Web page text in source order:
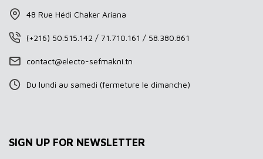
48 Rue Hédi Chaker Ariana
(+216) 50.515.142 / 71.710.161 / 58.380.861
contact@electo-sefmakni.tn
Du lundi au samedi (fermeture le dimanche)
SIGN UP FOR NEWSLETTER